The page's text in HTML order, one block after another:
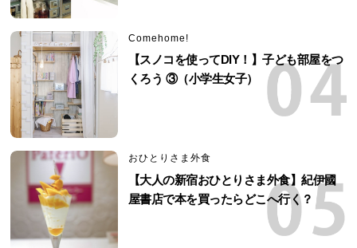
Comehome!
【スノコを使ってDIY！】子ども部屋をつ
くろう ③（小学生女子）
おひとりさま外食
【大人の新宿おひとりさま外食】紀伊國
屋書店で本を買ったらどこへ行く？